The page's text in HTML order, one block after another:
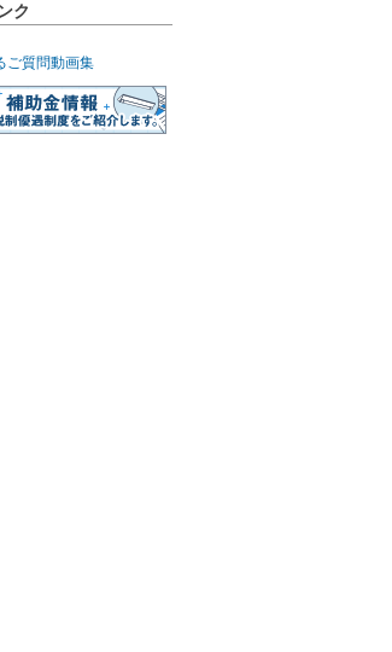
ク
ご質問動画集